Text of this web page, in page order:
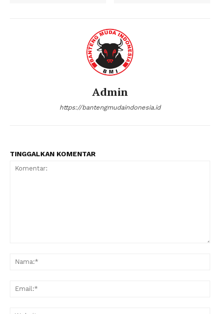
Admin
https://bantengmudaindonesia.id
TINGGALKAN KOMENTAR